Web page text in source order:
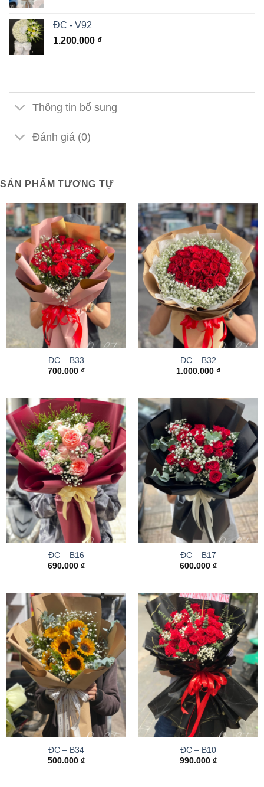
ĐC - V92
1.200.000 ₫
Thông tin bổ sung
Đánh giá (0)
SẢN PHẨM TƯƠNG TỰ
ĐC – B33
700.000 ₫
ĐC – B32
1.000.000 ₫
ĐC – B16
690.000 ₫
ĐC – B17
600.000 ₫
ĐC – B34
500.000 ₫
ĐC – B10
990.000 ₫